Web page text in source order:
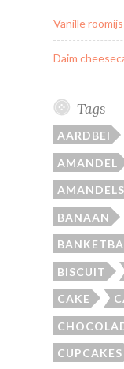
Vanille
Daim
Tags
AARDBEI
AMANDEL
BANAAN
BISCUIT
CAKE
CUPCAKES